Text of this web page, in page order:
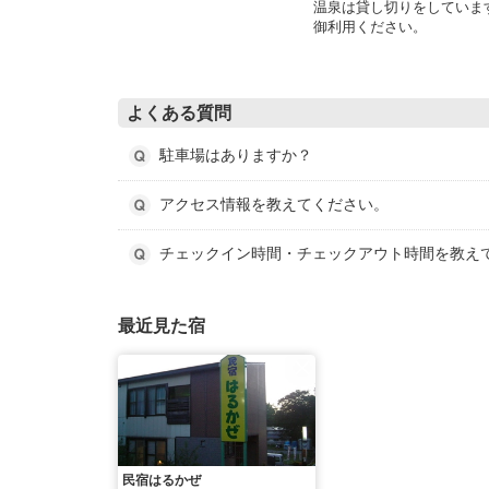
温泉は貸し切りをしていま
御利用ください。
よくある質問
駐車場はありますか？
アクセス情報を教えてください。
チェックイン時間・チェックアウト時間を教え
最近見た宿
民宿はるかぜ